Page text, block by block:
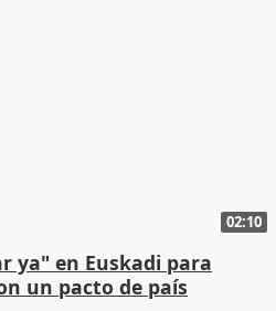
02:10
ya" en Euskadi para
un pacto de país